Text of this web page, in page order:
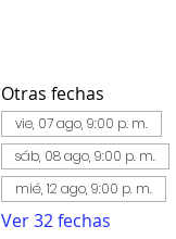
Otras fechas
vie, 07 ago, 9:00 p. m.
sáb, 08 ago, 9:00 p. m.
mié, 12 ago, 9:00 p. m.
Ver 32 fechas